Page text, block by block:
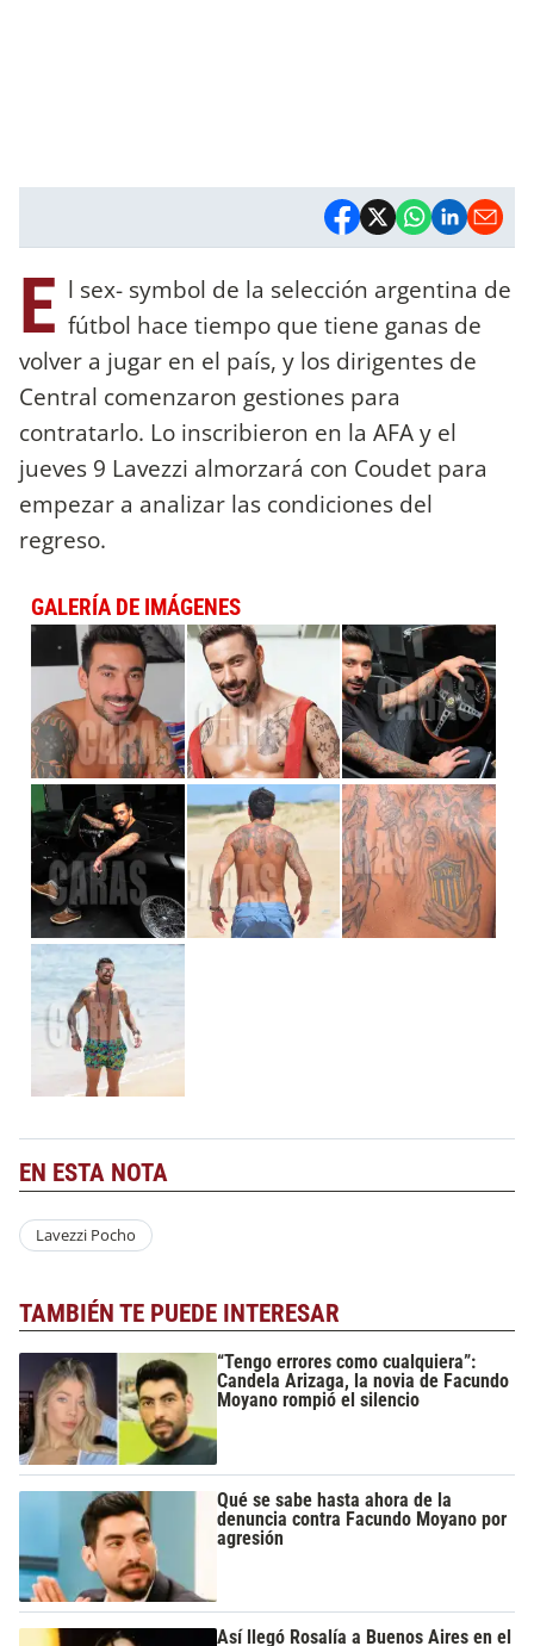
E l sex- symbol de la selección argentina de
fútbol hace tiempo que tiene ganas de
volver a jugar en el país, y los dirigentes de
Central comenzaron gestiones para
contratarlo. Lo inscribieron en la AFA y el
jueves 9 Lavezzi almorzará con Coudet para
empezar a analizar las condiciones del
regreso.
GALERÍA DE IMÁGENES
EN ESTA NOTA
Lavezzi Pocho
TAMBIÉN TE PUEDE INTERESAR
“Tengo errores como cualquiera”:
Candela Arizaga, la novia de Facundo
Moyano rompió el silencio
Qué se sabe hasta ahora de la
denuncia contra Facundo Moyano por
agresión
Así llegó Rosalía a Buenos Aires en el